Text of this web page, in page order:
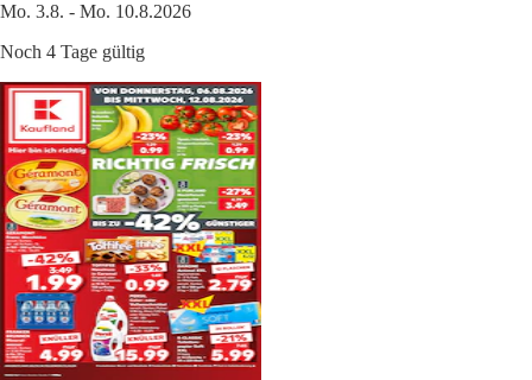
Mo. 3.8. - Mo. 10.8.2026
Noch 4 Tage gültig